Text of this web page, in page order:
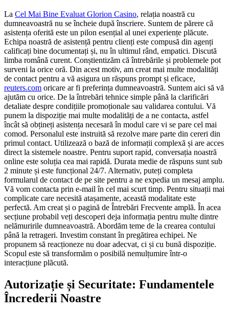
La Cel Mai Bine Evaluat Glorion Casino, relația noastră cu
dumneavoastră nu se încheie după înscriere. Suntem de părere că
asistența oferită este un pilon esențial al unei experiențe plăcute.
Echipa noastră de asistență pentru clienți este compusă din agenți
calificați bine documentați și, nu în ultimul rând, empatici. Discută
limba română curent. Conștientizăm că întrebările și problemele pot
surveni la orice oră. Din acest motiv, am creat mai multe modalități
de contact pentru a vă asigura un răspuns prompt și eficace,
reuters.com oricare ar fi preferința dumneavoastră. Suntem aici să vă
ajutăm cu orice. De la întrebări tehnice simple până la clarificări
detaliate despre condițiile promoționale sau validarea contului. Vă
punem la dispoziție mai multe modalități de a ne contacta, astfel
încât să obțineți asistența necesară în modul care vi se pare cel mai
comod. Personalul este instruită să rezolve mare parte din cereri din
primul contact. Utilizează o bază de informații complexă și are acces
direct la sistemele noastre. Pentru suport rapid, conversația noastră
online este soluția cea mai rapidă. Durata medie de răspuns sunt sub
2 minute și este funcțional 24/7. Alternativ, puteți completa
formularul de contact de pe site pentru a ne expedia un mesaj amplu.
Vă vom contacta prin e-mail în cel mai scurt timp. Pentru situații mai
complicate care necesită atașamente, această modalitate este
perfectă. Am creat și o pagină de Întrebări Frecvente amplă. În acea
secțiune probabil veți descoperi deja informația pentru multe dintre
nelămuririle dumneavoastră. Abordăm teme de la crearea contului
până la retrageri. Investim constant în pregătirea echipei. Ne
propunem să reacționeze nu doar adecvat, ci și cu bună dispoziție.
Scopul este să transformăm o posibilă nemulțumire într-o
interacțiune plăcută.
Autorizație și Securitate: Fundamentele
Încrederii Noastre